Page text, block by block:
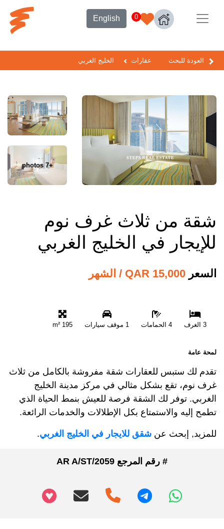
0
English
العودة للبحث عقارات الخليج الغربي
+7 photos
شقة من ثلاث غرف نوم
للإيجار في الخليج الغربي
السعر 15,000 QAR / الشهر
3 الغرف 4 الحمامات 1 موقف سيارات 195 m²
لمحة عامة
تقدم لك ستبس للعقارات شقة مفروشة بالكامل من ثلاث
غرف نوم، تقع بشكل مثالي في مركز مدينة الخليج
الغربي. توفر لك الشقة فرصة للعيش بنمط الحياة الذي
تطمح إليه والاستمتاع بكل الإطلالات والخدمات الرائعة.
للمزيد, إبحث عن شقق للايجار في الخليج الغربي.
# رقم المرجع AR A/ST/2059